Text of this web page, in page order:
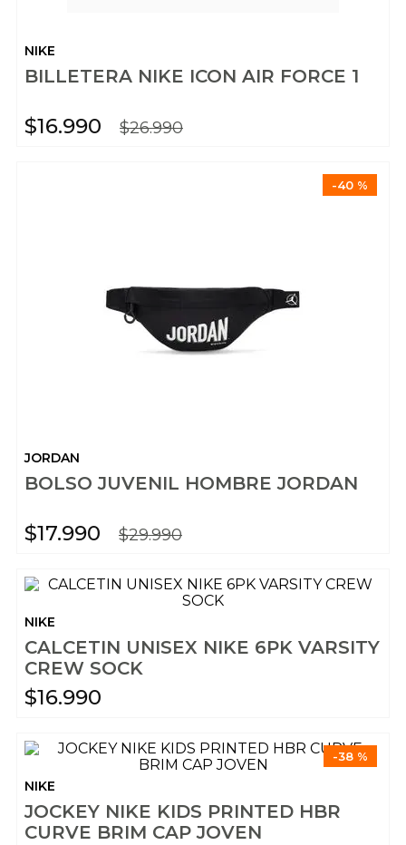
NIKE
BILLETERA NIKE ICON AIR FORCE 1
$16.990 $26.990
-40 %
JORDAN
BOLSO JUVENIL HOMBRE JORDAN
$17.990 $29.990
NIKE
CALCETIN UNISEX NIKE 6PK VARSITY
CREW SOCK
$16.990
-38 %
NIKE
JOCKEY NIKE KIDS PRINTED HBR
CURVE BRIM CAP JOVEN